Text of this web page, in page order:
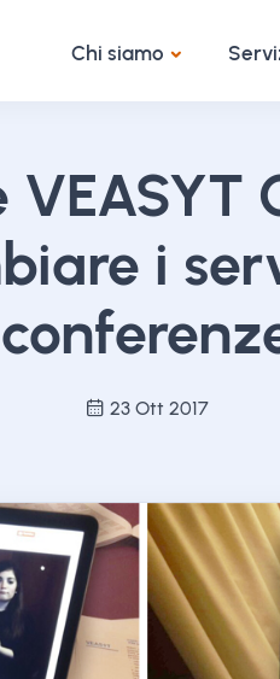
Chi siamo
VEASYT
i
23 Ott 2017